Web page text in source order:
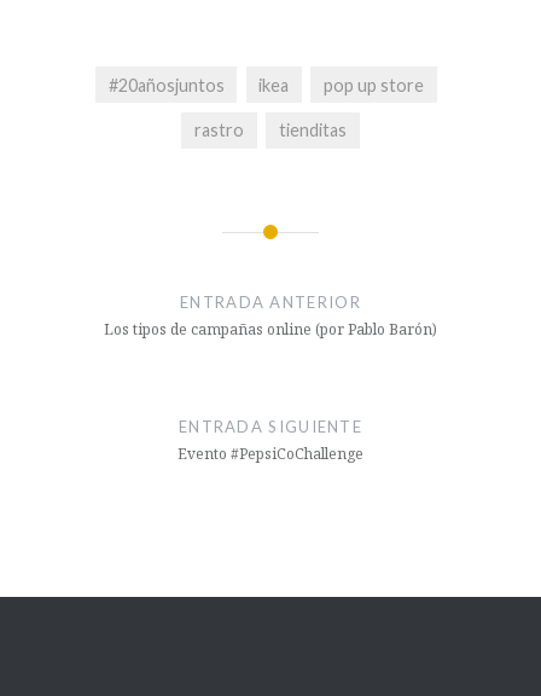
#20añosjuntos ikea pop up store
rastro tienditas
ENTRADA ANTERIOR
Los tipos de campañas online (por Pablo Barón)
ENTRADA SIGUIENTE
Evento #PepsiCoChallenge